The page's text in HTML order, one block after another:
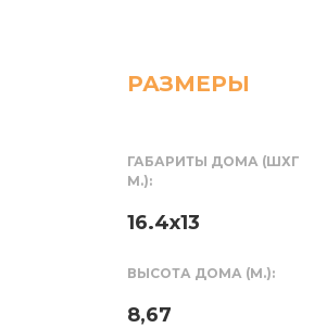
РАЗМЕРЫ
ГАБАРИТЫ ДОМА (ШХГ
М.):
16.4x13
ВЫСОТА ДОМА (М.):
8,67